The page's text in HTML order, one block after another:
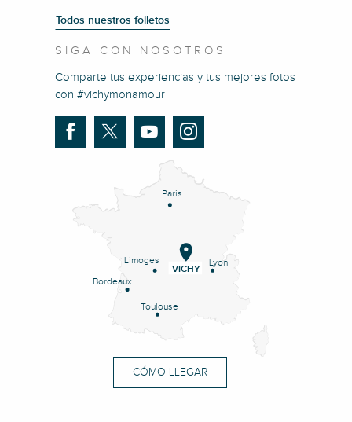
Todos nuestros folletos
SIGA CON NOSOTROS
Comparte tus experiencias y tus mejores fotos
con #vichymonamour
Paris
Lyon
Limoges
Bordeaux
Toulouse
VICHY
CÓMO LLEGAR